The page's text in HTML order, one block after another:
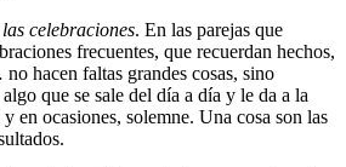
celebraciones. En las parejas que
frecuentes, que recuerdan hechos,
hacen faltas grandes cosas, sino
que se sale del día a día y le da a la
en ocasiones, solemne. Una cosa son las